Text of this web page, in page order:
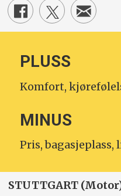
PLUSS
Komfort,
MINUS
Pris,
STUTTGART